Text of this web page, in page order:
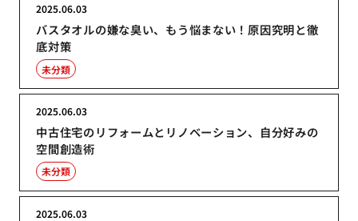
バスタオルの嫌な臭い、もう悩まない！原因究明と徹
底対策
2025.06.03
未分類
中古住宅のリフォームとリノベーション、自分好みの
空間創造術
2025.06.03
未分類
2025.06.03